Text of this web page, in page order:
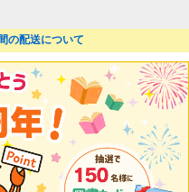
の配送について